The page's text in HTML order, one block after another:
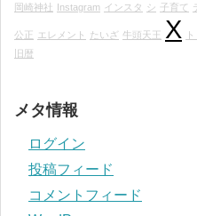
岡崎神社 Instagram インスタ シ 子育て
公正 エレメント たいざ 牛頭天王 X
旧暦
メタ情報
ログイン
投稿フィード
コメントフィード